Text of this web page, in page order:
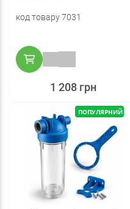
код товару 7031
1 208 грн
ПОПУЛЯРНИЙ